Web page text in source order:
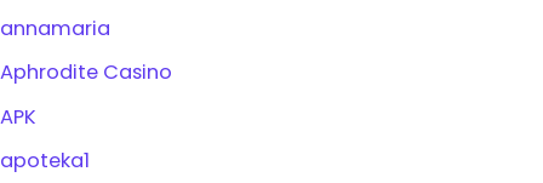
annamaria
Aphrodite Casino
APK
apoteka1